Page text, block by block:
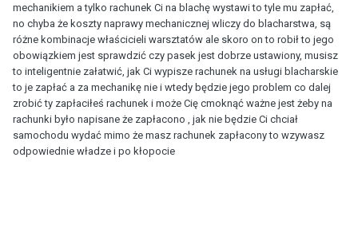
mechanikiem a tylko rachunek Ci na blachę wystawi to tyle mu zapłać,
no chyba że koszty naprawy mechanicznej wliczy do blacharstwa, są
różne kombinacje właścicieli warsztatów ale skoro on to robił to jego
obowiązkiem jest sprawdzić czy pasek jest dobrze ustawiony, musisz
to inteligentnie załatwić, jak Ci wypisze rachunek na usługi blacharskie
to je zapłać a za mechanikę nie i wtedy będzie jego problem co dalej
zrobić ty zapłaciłeś rachunek i może Cię cmoknąć ważne jest żeby na
rachunki było napisane że zapłacono , jak nie będzie Ci chciał
samochodu wydać mimo że masz rachunek zapłacony to wzywasz
odpowiednie władze i po kłopocie